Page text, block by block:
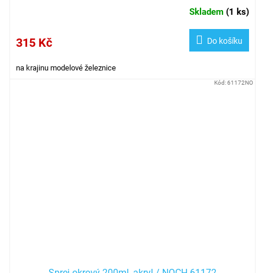
Skladem (1 ks)
315 Kč Do košíku
na krajinu modelové železnice
Kód:61172NO